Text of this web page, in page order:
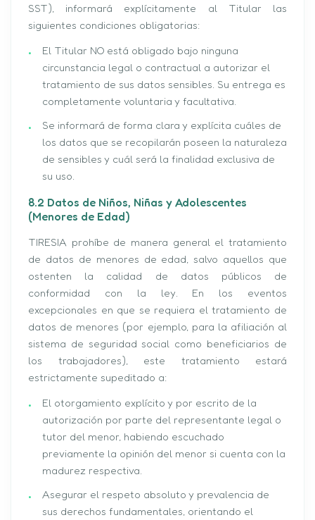
SST), informará explícitamente al Titular las
siguientes condiciones obligatorias:
El Titular NO está obligado bajo ninguna
circunstancia legal o contractual a autorizar el
tratamiento de sus datos sensibles. Su entrega es
completamente voluntaria y facultativa.
Se informará de forma clara y explícita cuáles de
los datos que se recopilarán poseen la naturaleza
de sensibles y cuál será la finalidad exclusiva de
su uso.
8.2 Datos de Niños, Niñas y Adolescentes
(Menores de Edad)
TIRESIA prohíbe de manera general el tratamiento
de datos de menores de edad, salvo aquellos que
ostenten la calidad de datos públicos de
conformidad con la ley. En los eventos
excepcionales en que se requiera el tratamiento de
datos de menores (por ejemplo, para la afiliación al
sistema de seguridad social como beneficiarios de
los trabajadores), este tratamiento estará
estrictamente supeditado a:
El otorgamiento explícito y por escrito de la
autorización por parte del representante legal o
tutor del menor, habiendo escuchado
previamente la opinión del menor si cuenta con la
madurez respectiva.
Asegurar el respeto absoluto y prevalencia de
sus derechos fundamentales, orientando el